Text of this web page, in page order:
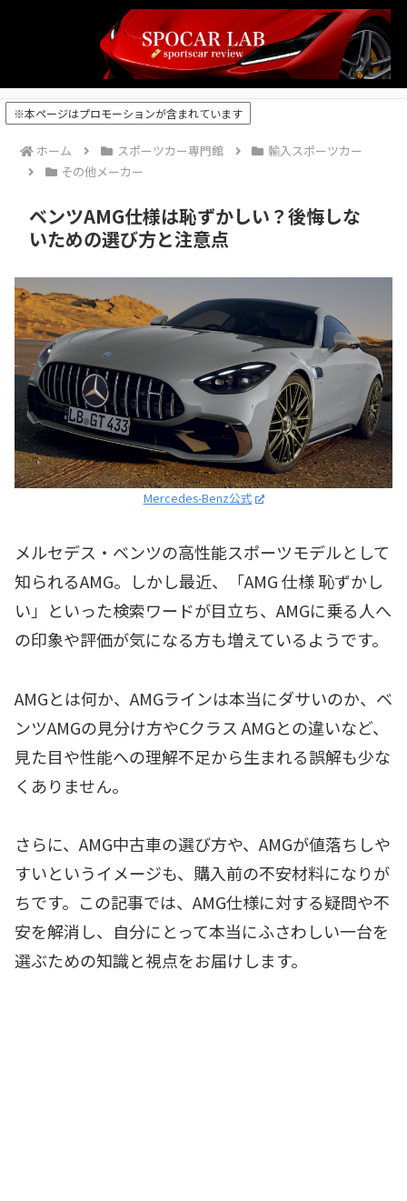
※本ページはプロモーションが含まれています
ホーム スポーツカー専門館
輸入スポーツカー
その他メーカー
ベンツAMG仕様は恥ずかしい？後悔しな
いための選び方と注意点
Mercedes-Benz公式
メルセデス・ベンツの高性能スポーツモデルとして
知られるAMG。しかし最近、「AMG 仕様 恥ずかし
い」といった検索ワードが目立ち、AMGに乗る人へ
の印象や評価が気になる方も増えているようです。
AMGとは何か、AMGラインは本当にダサいのか、ベ
ンツAMGの見分け方やCクラス AMGとの違いなど、
見た目や性能への理解不足から生まれる誤解も少な
くありません。
さらに、AMG中古車の選び方や、AMGが値落ちしや
すいというイメージも、購入前の不安材料になりが
ちです。この記事では、AMG仕様に対する疑問や不
安を解消し、自分にとって本当にふさわしい一台を
選ぶための知識と視点をお届けします。